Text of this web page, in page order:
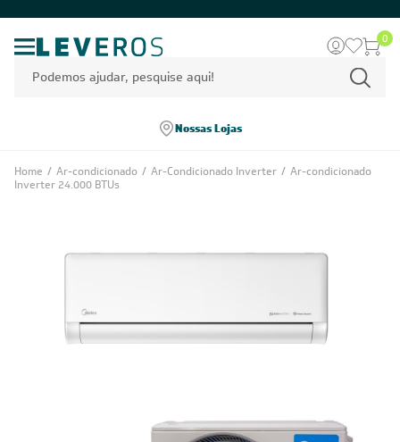
0
Nossas Lojas
Home / Ar-condicionado / Ar-Condicionado Inverter / Ar-condicionado
Inverter 24.000 BTUs